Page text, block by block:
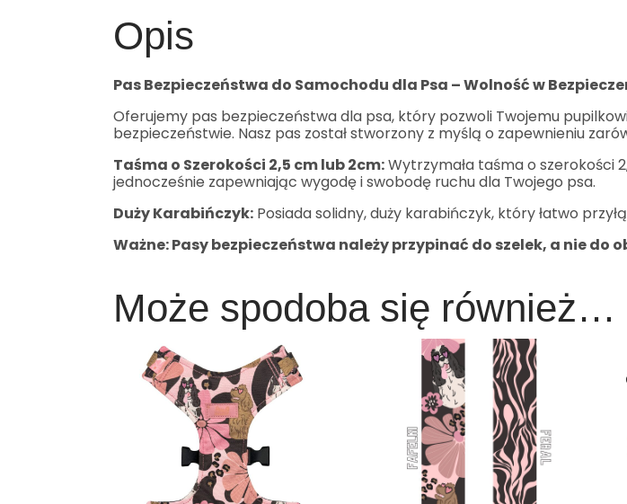
Opis
Pas Bezpieczeństwa do Samochodu dla Psa – Wolność w
Oferujemy pas bezpieczeństwa dla psa, który pozwoli Twojemu
bezpieczeństwie. Nasz pas został stworzony z myślą o zapewnieniu
Taśma o Szerokości 2,5 cm lub 2cm:Wytrzymała taśma o szerokości
jednocześnie zapewniając wygodę i swobodę ruchu dla Twojego psa.
Duży Karabińczyk: Posiada solidny, duży karabińczyk, który łatwo
Ważne: Pasy bezpieczeństwa należy przypinać do szelek, a nie do
Może spodoba się również…